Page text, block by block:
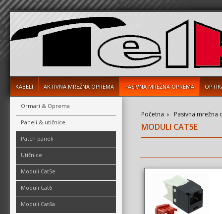
KABELI AKTIVNA MREŽNA OPREMA PASIVNA MREŽNA OPREMA
Ormari & Oprema
Paneli & utičnice
Patch paneli
Utičnice
Moduli Cat5e
Moduli Cat6
Moduli Cat6a
Početna Pasivna mrežna
MODULI CAT5E